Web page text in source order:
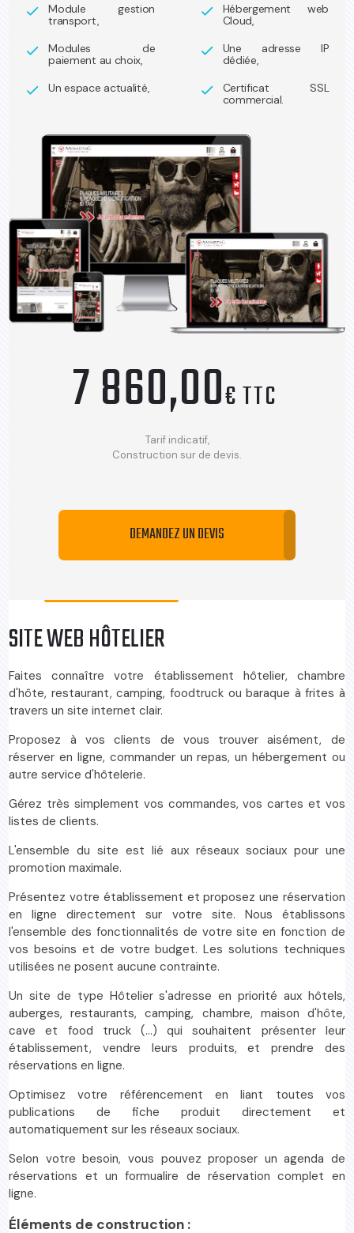
check
Module gestion
transport,
check
Modules de
paiement au choix,
check Un espace actualité,
check
Hébergement web
Cloud,
check
Une adresse IP
dédiée,
check
Certificat SSL
commercial.
7 860,00€ TTC
Tarif indicatif,
Construction sur de devis.
DEMANDEZ UN DEVIS
SITE WEB HÔTELIER
Faites connaître votre établissement hôtelier, chambre
d'hôte, restaurant, camping, foodtruck ou baraque à frites à
travers un site internet clair.
Proposez à vos clients de vous trouver aisément, de
réserver en ligne, commander un repas, un hébergement ou
autre service d'hôtelerie.
Gérez très simplement vos commandes, vos cartes et vos
listes de clients.
L'ensemble du site est lié aux réseaux sociaux pour une
promotion maximale.
Présentez votre établissement et proposez une réservation
en ligne directement sur votre site. Nous établissons
l'ensemble des fonctionnalités de votre site en fonction de
vos besoins et de votre budget. Les solutions techniques
utilisées ne posent aucune contrainte.
Un site de type Hôtelier s'adresse en priorité aux hôtels,
auberges, restaurants, camping, chambre, maison d'hôte,
cave et food truck (...) qui souhaitent présenter leur
établissement, vendre leurs produits, et prendre des
réservations en ligne.
Optimisez votre référencement en liant toutes vos
publications de fiche produit directement et
automatiquement sur les réseaux sociaux.
Selon votre besoin, vous pouvez proposer un agenda de
réservations et un formualire de réservation complet en
ligne.
Éléments de construction :